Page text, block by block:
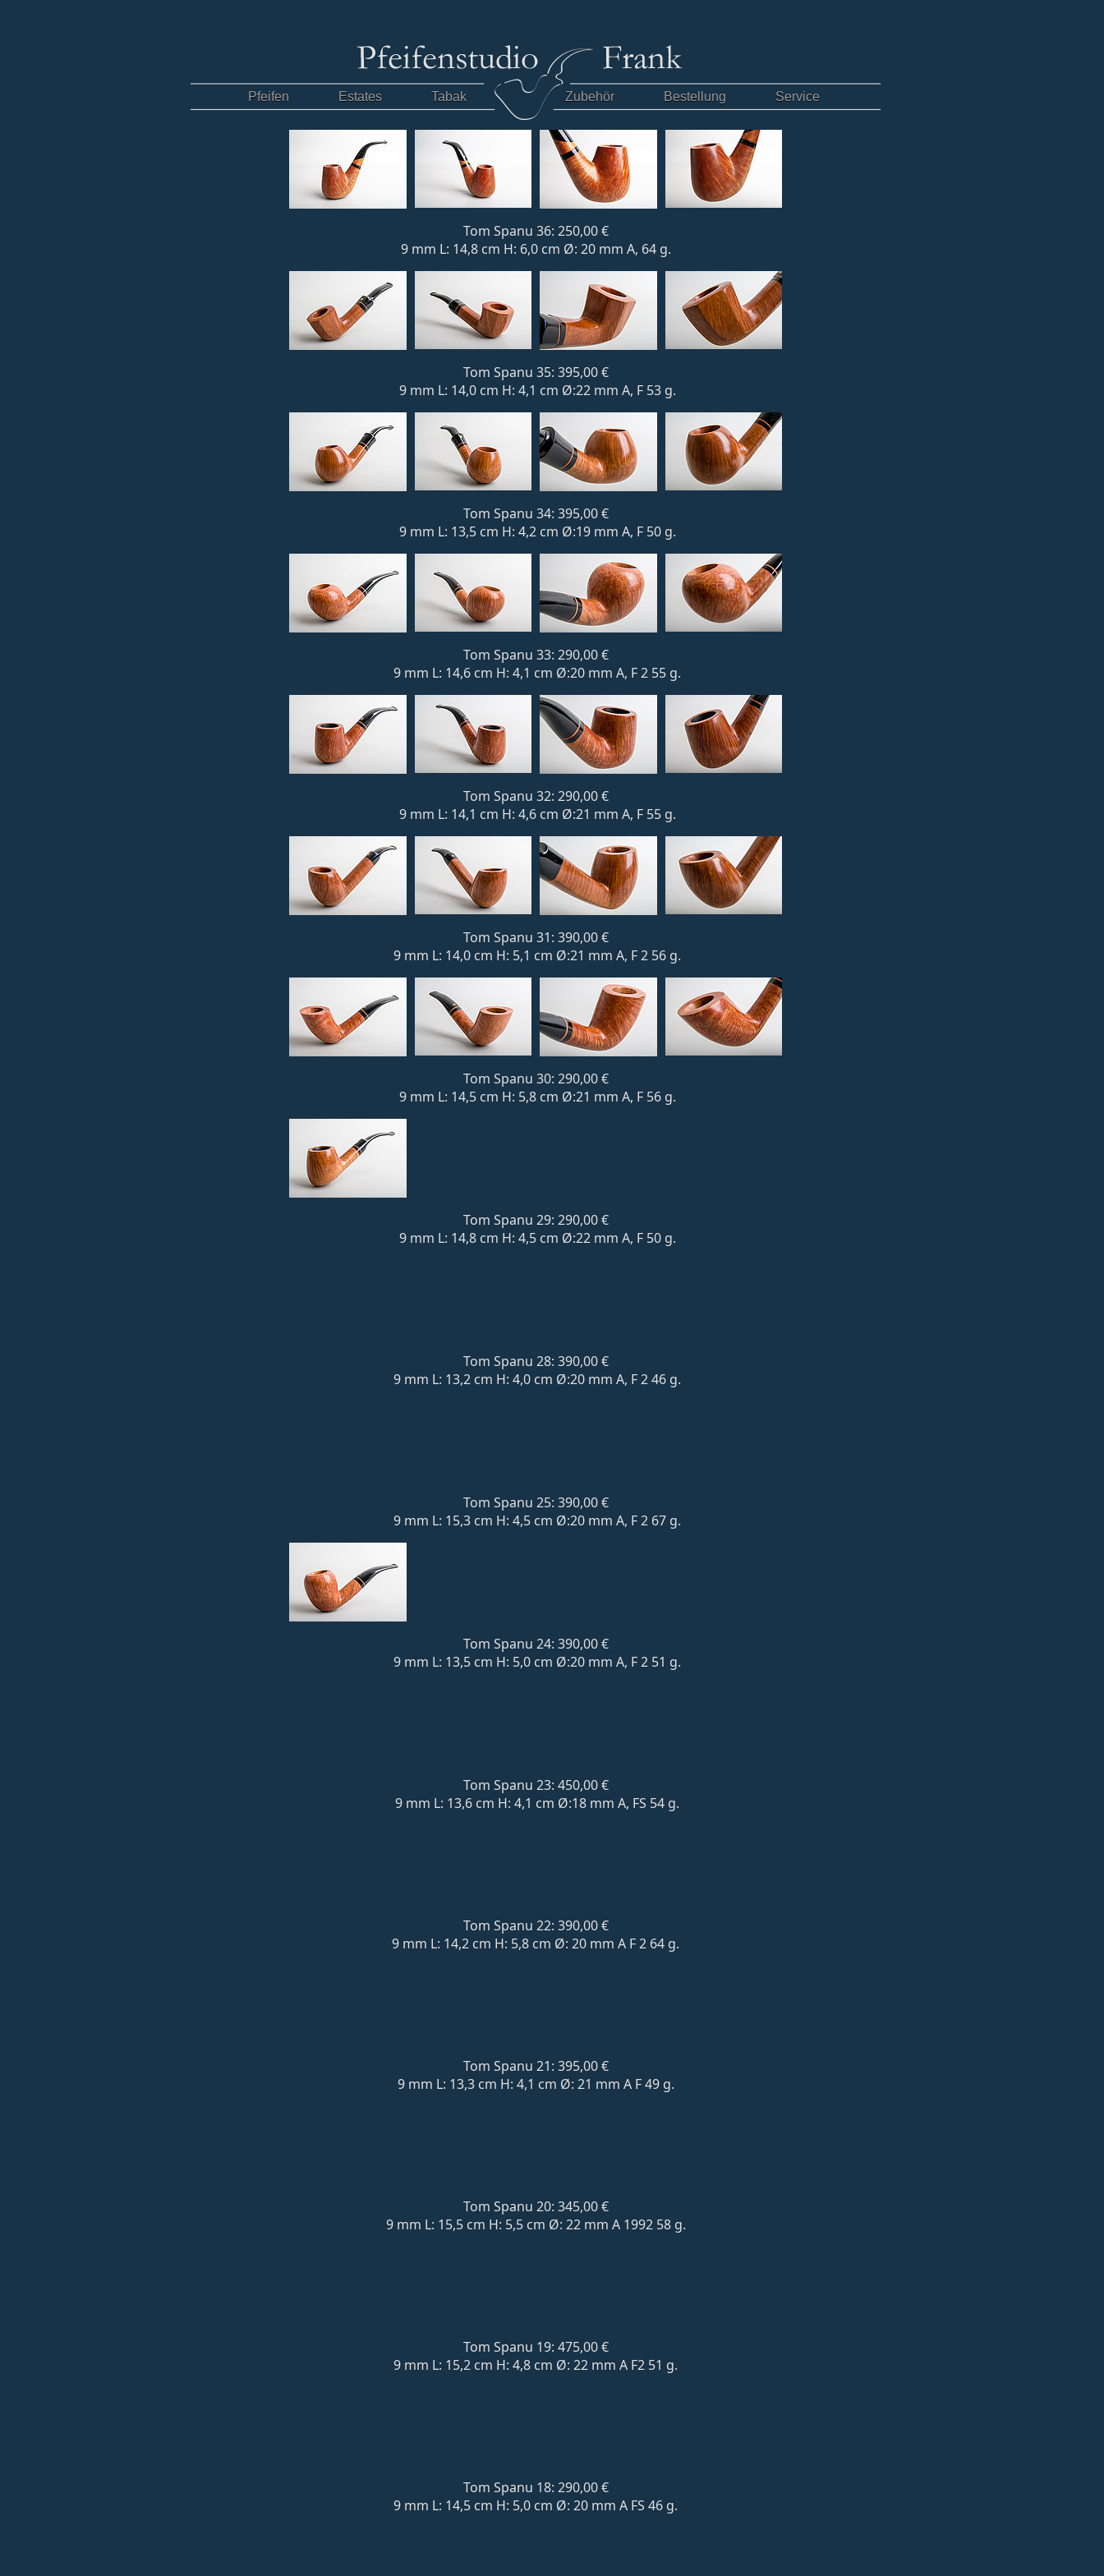
Pfeifen Estates Tabak Zubehör Bestellung Service
Tom Spanu 36: 250,00 €
9 mm L: 14,8 cm H: 6,0 cm Ø: 20 mm A, 64 g.
Tom Spanu 35: 395,00 €
9 mm L: 14,0 cm H: 4,1 cm Ø:22 mm A, F 53 g.
Tom Spanu 34: 395,00 €
9 mm L: 13,5 cm H: 4,2 cm Ø:19 mm A, F 50 g.
Tom Spanu 33: 290,00 €
9 mm L: 14,6 cm H: 4,1 cm Ø:20 mm A, F 2 55 g.
Tom Spanu 32: 290,00 €
9 mm L: 14,1 cm H: 4,6 cm Ø:21 mm A, F 55 g.
Tom Spanu 31: 390,00 €
9 mm L: 14,0 cm H: 5,1 cm Ø:21 mm A, F 2 56 g.
Tom Spanu 30: 290,00 €
9 mm L: 14,5 cm H: 5,8 cm Ø:21 mm A, F 56 g.
Tom Spanu 29: 290,00 €
9 mm L: 14,8 cm H: 4,5 cm Ø:22 mm A, F 50 g.
Tom Spanu 28: 390,00 €
9 mm L: 13,2 cm H: 4,0 cm Ø:20 mm A, F 2 46 g.
Tom Spanu 25: 390,00 €
9 mm L: 15,3 cm H: 4,5 cm Ø:20 mm A, F 2 67 g.
Tom Spanu 24: 390,00 €
9 mm L: 13,5 cm H: 5,0 cm Ø:20 mm A, F 2 51 g.
Tom Spanu 23: 450,00 €
9 mm L: 13,6 cm H: 4,1 cm Ø:18 mm A, FS 54 g.
Tom Spanu 22: 390,00 €
9 mm L: 14,2 cm H: 5,8 cm Ø: 20 mm A F 2 64 g.
Tom Spanu 21: 395,00 €
9 mm L: 13,3 cm H: 4,1 cm Ø: 21 mm A F 49 g.
Tom Spanu 20: 345,00 €
9 mm L: 15,5 cm H: 5,5 cm Ø: 22 mm A 1992 58 g.
Tom Spanu 19: 475,00 €
9 mm L: 15,2 cm H: 4,8 cm Ø: 22 mm A F2 51 g.
Tom Spanu 18: 290,00 €
9 mm L: 14,5 cm H: 5,0 cm Ø: 20 mm A FS 46 g.